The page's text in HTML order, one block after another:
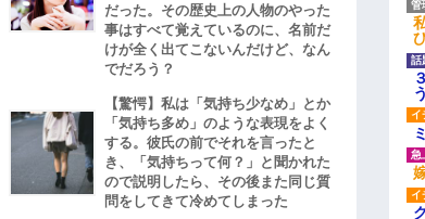
だった。その歴史上の人物のやった
事はすべて覚えているのに、名前だ
けが全く出てこないんだけど、なん
でだろう？
【驚愕】私は「気持ち少なめ」とか
「気持ち多め」のような表現をよく
する。彼氏の前でそれを言ったと
き、「気持ちって何？」と聞かれた
ので説明したら、その後また同じ質
問をしてきて冷めてしまった